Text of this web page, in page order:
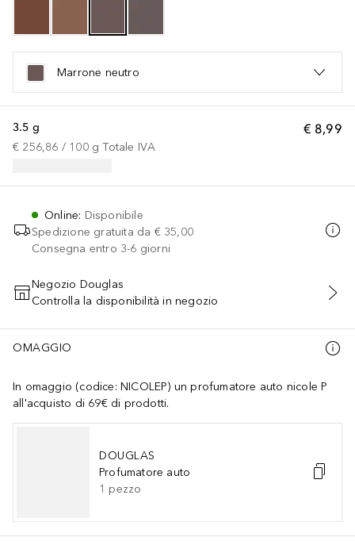
Marrone neutro
€ 8,99
3.5 g
€ 256,86 / 100 g Totale IVA
Online: Disponibile
Spedizione gratuita da € 35,00
Consegna entro 3-6 giorni
AGGIUNGI AL CARRELLO
Negozio Douglas
Controlla la disponibilità in negozio
OMAGGIO
In omaggio (codice: NICOLEP) un profumatore auto nicole P
all'acquisto di 69€ di prodotti.
DOUGLAS
Profumatore auto
1 pezzo